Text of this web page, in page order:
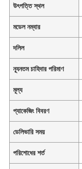
উৎপত্তি স্থল
মডেল নম্বার
দলিল
ন্যূনতম চাহিদার পরিমাণ
মূল্য
প্যাকেজিং বিবরণ
ডেলিভারি সময়
পরিশোধের শর্ত